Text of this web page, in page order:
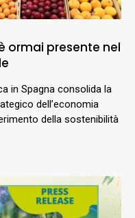
ormai presente nel
in Spagna consolida la
dell’economia
della sostenibilità